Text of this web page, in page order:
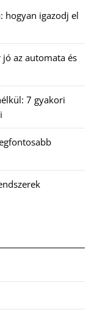
hogyan igazodj el
az automata és
7 gyakori